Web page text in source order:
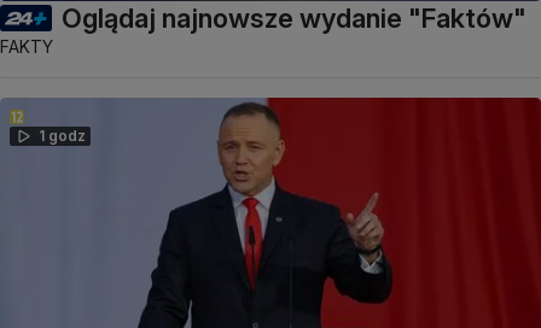
Oglądaj najnowsze wydanie "Faktów"
FAKTY
1 godz